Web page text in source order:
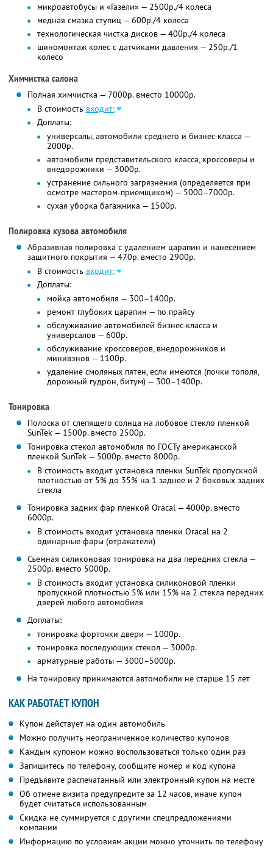
микроавтобусы и «Газели» — 2500р./4 колеса
медная смазка ступиц — 600р./4 колеса
технологическая чистка дисков — 400р./4 колеса
шиномонтаж колес с датчиками давления — 250р./1
колесо
Химчистка салона
Полная химчистка — 7000р. вместо 10000р.
В стоимость входит:
Доплаты:
универсалы, автомобили среднего и бизнес-класса —
2000р.
автомобили представительского класса, кроссоверы и
внедорожники — 3000р.
устранение сильного загрязнения (определяется при
осмотре мастером-приемщиком) — 5000–7000р.
сухая уборка багажника — 1500р.
Полировка кузова автомобиля
Абразивная полировка с удалением царапин и нанесением
защитного покрытия — 470р. вместо 2900р.
В стоимость входит:
Доплаты:
мойка автомобиля — 300–1400р.
ремонт глубоких царапин — по прайсу
обслуживание автомобилей бизнес-класса и
универсалов — 600р.
обслуживание кроссоверов, внедорожников и
минивэнов — 1100р.
удаление смоляных пятен, если имеются (почки тополя,
дорожный гудрон, битум) — 300–1400р.
Тонировка
Полоска от слепящего солнца на лобовое стекло пленкой
SunTek — 1500р. вместо 2500р.
Тонировка стекол автомобиля по ГОСТу американской
пленкой SunTek — 5000р. вместо 8000р.
В стоимость входит установка пленки SunTek пропускной
плотностью от 5% до 35% на 1 заднее и 2 боковых задних
стекла
Тонировка задних фар пленкой Oracal — 4000р. вместо
6000р.
В стоимость входит установка пленки Oracal на 2
одинарные фары (отражатели)
Съемная силиконовая тонировка на два передних стекла —
2500р. вместо 5000р.
В стоимость входит установка силиконовой пленки
пропускной плотностью 5% или 15% на 2 стекла передних
дверей любого автомобиля
Доплаты:
тонировка форточки двери — 1000р.
тонировка последующих стекол — 3000р.
арматурные работы — 3000–5000р.
На тонировку принимаются автомобили не старше 15 лет
КАК РАБОТАЕТ КУПОН
Купон действует на один автомобиль
Можно получить неограниченное количество купонов
Каждым купоном можно воспользоваться только один раз
Запишитесь по телефону, сообщите номер и код купона
Предъявите распечатанный или электронный купон на месте
Об отмене визита предупредите за 12 часов, иначе купон
будет считаться использованным
Скидка не суммируется с другими спецпредложениями
компании
Информацию по условиям акции можно уточнить по телефону